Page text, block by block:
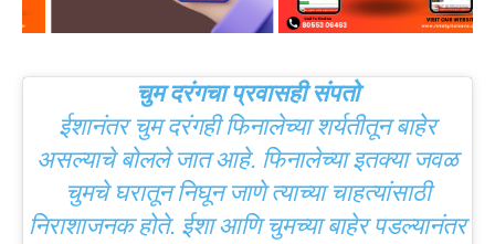
चुम दरंगचा प्रवासही संपतो
ईशानंतर चुम दरंगही फिनालेच्या शर्यतीतून बाहेर
असल्याचे बोलले जात आहे. फिनालेच्या इतक्या जवळ
चुमचे घरातून निघून जाणे त्याच्या चाहत्यांसाठी
निराशाजनक होते. ईशा आणि चुमच्या बाहेर पडल्यानंतर